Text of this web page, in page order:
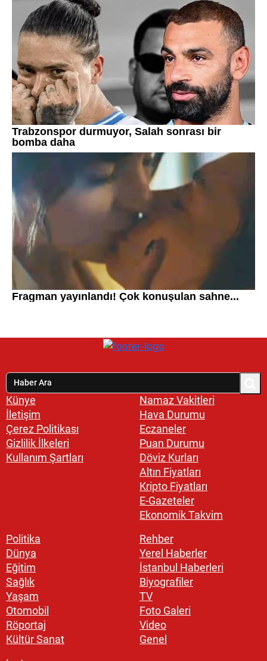
Künye
İletişim
Çerez Politikası
Gizlilik İlkeleri
Kullanım Şartları
Namaz Vakitleri
Hava Durumu
Eczaneler
Puan Durumu
Döviz Kurları
Altın Fiyatları
Kripto Fiyatları
E-Gazeteler
Ekonomik Takvim
Politika
Dünya
Eğitim
Sağlık
Yaşam
Otomobil
Röportaj
Kültür Sanat
Rehber
Yerel Haberler
İstanbul Haberleri
Biyografiler
TV
Foto Galeri
Video
Genel